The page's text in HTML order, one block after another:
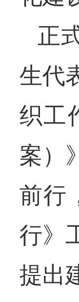
正
生代
织工
案）
前行
行》
提出